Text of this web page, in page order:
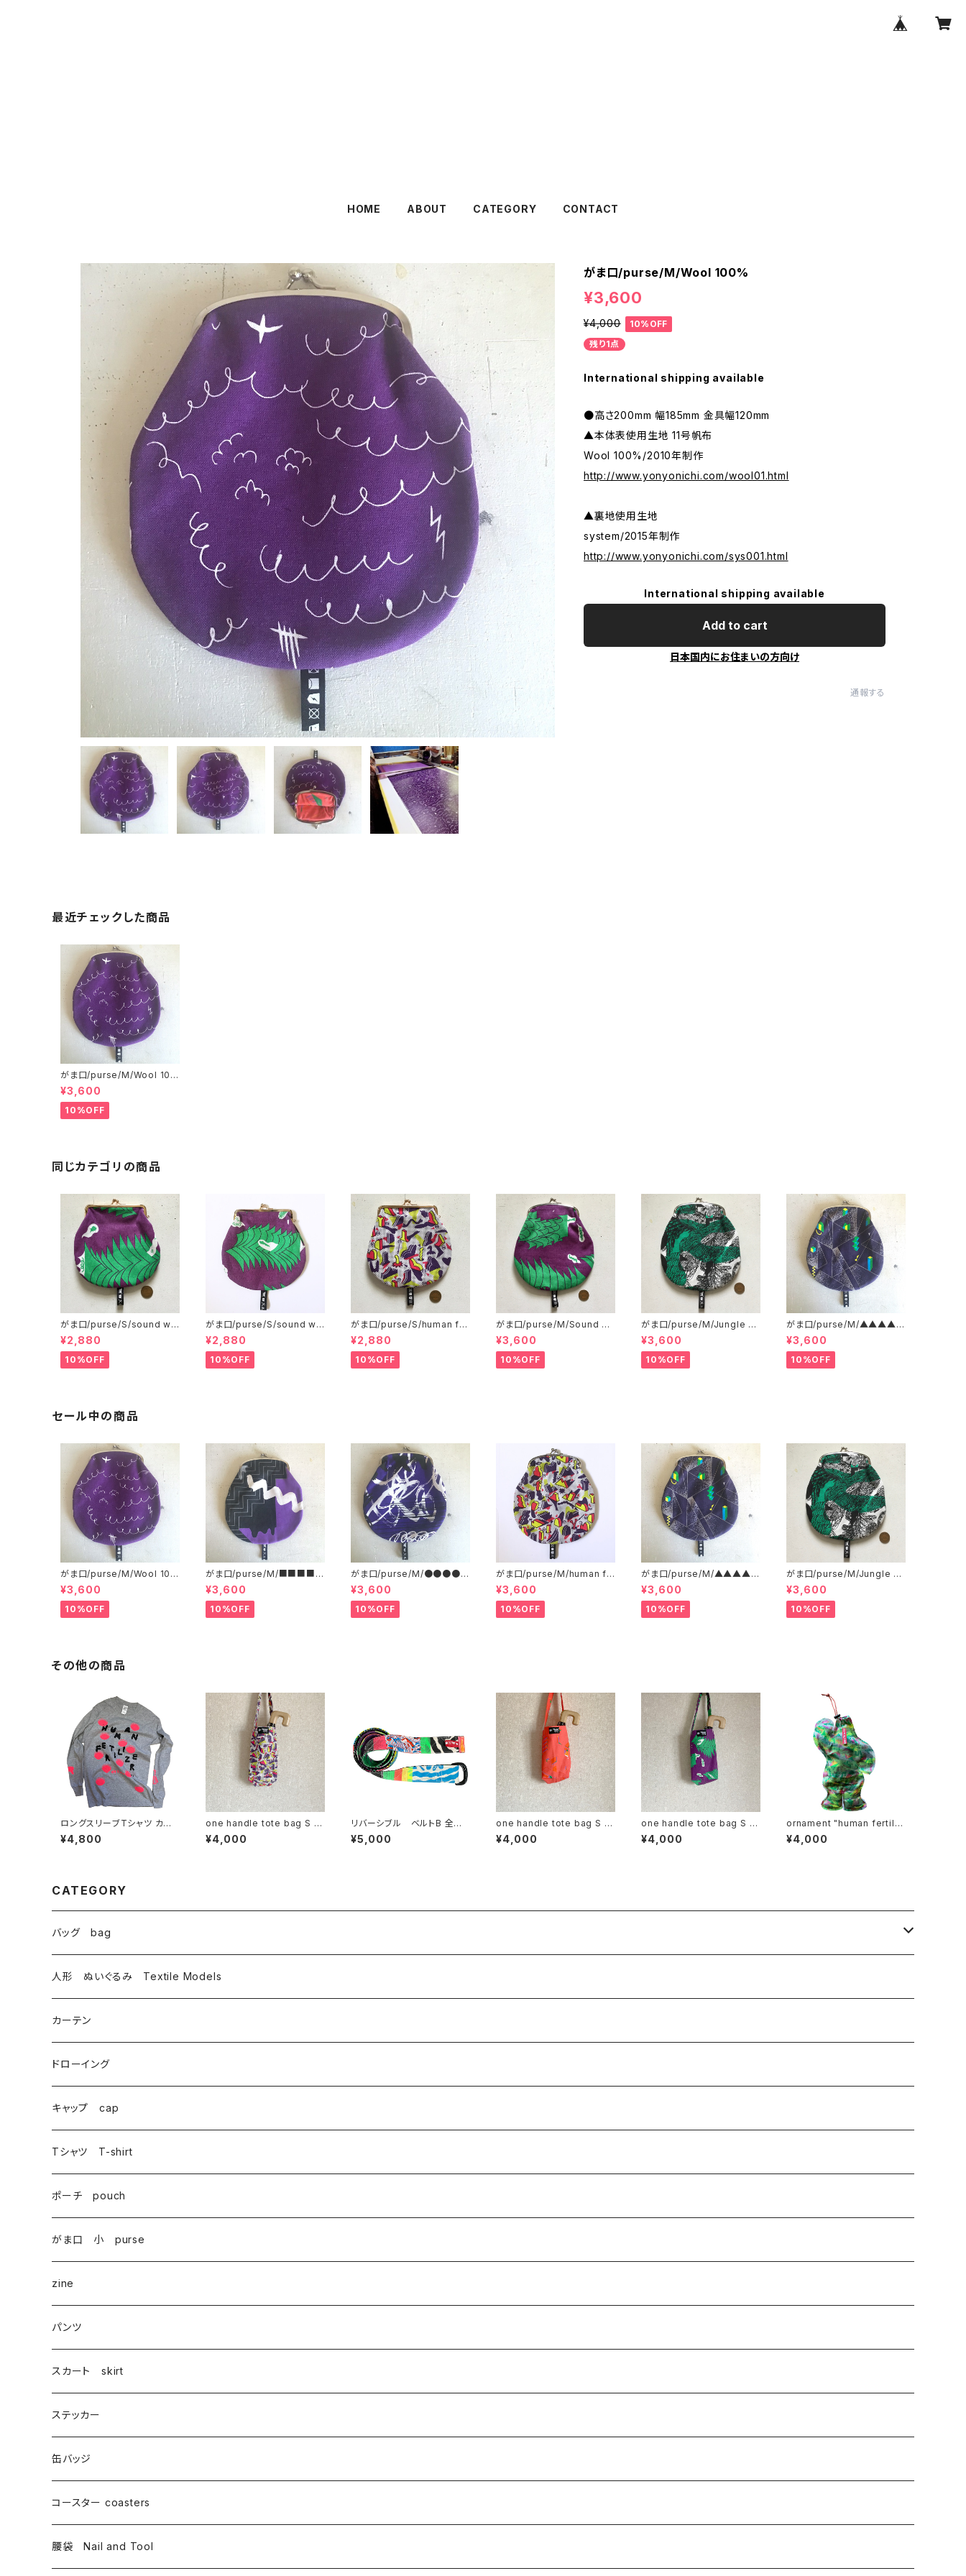
HOME ABOUT CATEGORY CONTACT
がま口/purse/M/Wool 100%
¥3,600
¥4,000
10%OFF
残り1点
International shipping available
●高さ200mm 幅185mm 金具幅120mm
▲本体表使用生地 11号帆布
Wool 100%/2010年制作
http://www.yonyonichi.com/wool01.html
▲裏地使用生地
system/2015年制作
http://www.yonyonichi.com/sys001.html
International shipping available
Add to cart
日本国内にお住まいの方向け
通報する
最近チェックした商品
がま口/purse/M/Wool 10
0%
¥3,600
10%OFF
同じカテゴリの商品
がま口/purse/S/sound wa
ve
¥2,880
10%OFF
がま口/purse/S/sound wa
ve B
¥2,880
10%OFF
がま口/purse/S/human fer
tilizer AB
¥2,880
10%OFF
がま口/purse/M/Sound W
ave
¥3,600
10%OFF
がま口/purse/M/Jungle H
ere
¥3,600
10%OFF
がま口/purse/M/▲▲▲▲
▲?▲▲▲ AB
¥3,600
10%OFF
セール中の商品
がま口/purse/M/Wool 10
0%
¥3,600
10%OFF
がま口/purse/M/■■■■■
■■■ AB
¥3,600
10%OFF
がま口/purse/M/●●●●●
●●●●
¥3,600
10%OFF
がま口/purse/M/human fe
rtilizer
¥3,600
10%OFF
がま口/purse/M/▲▲▲▲
▲?▲▲▲ AB
¥3,600
10%OFF
がま口/purse/M/Jungle H
ere
¥3,600
10%OFF
その他の商品
ロングスリーブTシャツ カスタ
ムプリントA GILDANのSサ
イズ
¥4,800
one handle tote bag S ワ
ンハンドル トートバッグ i
¥4,000
リバーシブル ベルトB 全長1
15cm 幅3.8cm
¥5,000
one handle tote bag S ワ
ンハンドル トートバッグ j
¥4,000
one handle tote bag S ワ
ンハンドル トートバッグ u
¥4,000
ornament "human fertiliz
er"
¥4,000
CATEGORY
バッグ bag
トートバッグ totebag
サコッシュ Sacoche
がま口 大 mini bag
巾着 Drawstring
人形 ぬいぐるみ Textile Models
カーテン
ドローイング
キャップ cap
Tシャツ T-shirt
ポーチ pouch
がま口 小 purse
zine
パンツ
スカート skirt
ステッカー
缶バッジ
コースター coasters
腰袋 Nail and Tool